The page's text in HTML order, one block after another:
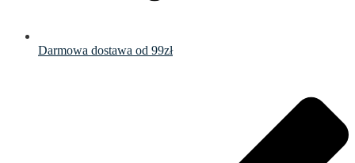
Darmowa dostawa od 99zł